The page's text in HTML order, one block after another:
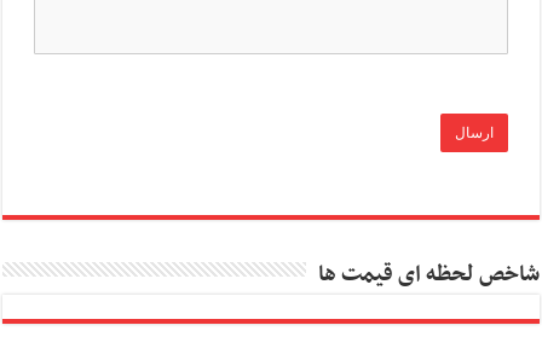
شاخص لحظه ای قیمت ها